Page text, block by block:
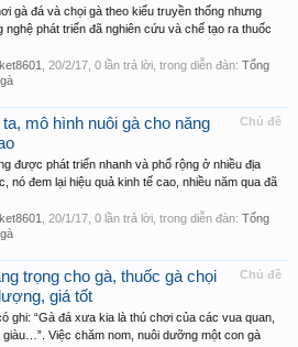
gà đá và chọi gà theo kiểu truyền thống nhưng
nghệ phát triển đã nghiên cứu và chế tạo ra thuốc
20/2/17 , 0 lần trả lời, trong diễn đàn: Tổng
Chủ đề
mô hình nuôi gà cho năng
được phát triển nhanh và phổ rộng ở nhiều địa
nó đem lại hiệu quả kinh tế cao, nhiều năm qua đã
20/1/17 , 0 lần trả lời, trong diễn đàn: Tổng
Chủ đề
trọng cho gà, thuốc gà chọi
giá tốt
ghi: “Gà đá xưa kia là thú chơi của các vua quan,
Việc chăm nom, nuôi dưỡng một con gà